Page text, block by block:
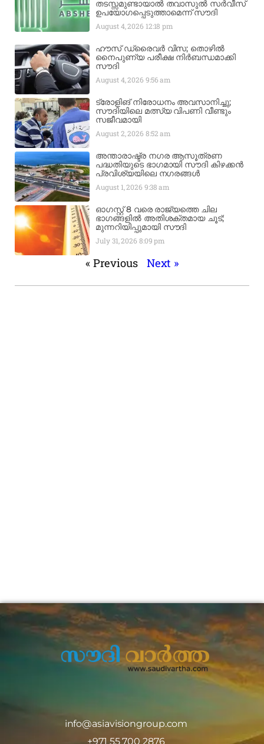
തടസ്സമുണ്ടായാൽ തവാസുൽ സർവീസ്
ഉപയോഗപ്പെടുത്താമെന്ന് സൗദി
August 4, 2026 12:18 pm
ഹൗസ് ഡ്രൈവർ വിസ; തൊഴിൽ
നൈപുണ്യ പരീക്ഷ നിർബന്ധമാക്കി
സൗദി
August 4, 2026 9:56 am
ട്രോളിങ് നിരോധനം അവസാനിച്ചു;
സൗദിയിലെ മത്സ്യ വിപണി വീണ്ടും
സജീവമായി
August 2, 2026 8:52 am
അന്താരാഷ്ട്ര നഗര ആസൂത്രണ
പദ്ധതിയുടെ ഭാഗമായി സൗദി കിഴക്കൻ
പ്രവിശ്യയിലെ നഗരങ്ങൾ
August 1, 2026 9:38 am
ഓഗസ്റ്റ് 8 വരെ രാജ്യത്തെ ചില
ഭാഗങ്ങളിൽ അതിശക്തമായ ചൂട്;
മുന്നറിയിപ്പുമായി സൗദി
July 31, 2026 8:09 pm
« Previous Next »
info@asiavisiongroup.com
+971 55 700 2876